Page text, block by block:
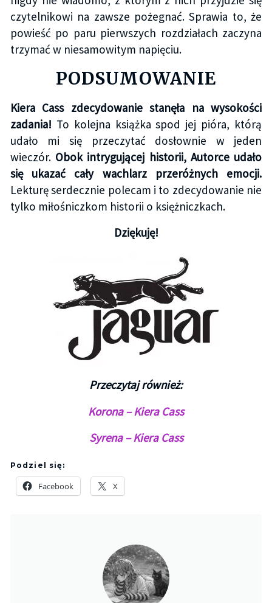
czytelnikowi na zawsze pożegnać. Sprawia to, że
powieść po paru pierwszych rozdziałach zaczyna
trzymać w niesamowitym napięciu.
PODSUMOWANIE
Kiera Cass zdecydowanie stanęła na wysokości
zadania! To kolejna książka spod jej pióra, którą
udało mi się przeczytać dosłownie w jeden
wieczór. Obok intrygującej historii, Autorce udało
się ukazać cały wachlarz przeróżnych emocji.
Lekturę serdecznie polecam i to zdecydowanie nie
tylko miłośniczkom historii o księżniczkach.
Dziękuję!
Przeczytaj również:
Korona – Kiera Cass
Syrena – Kiera Cass
Podziel się:
Facebook X